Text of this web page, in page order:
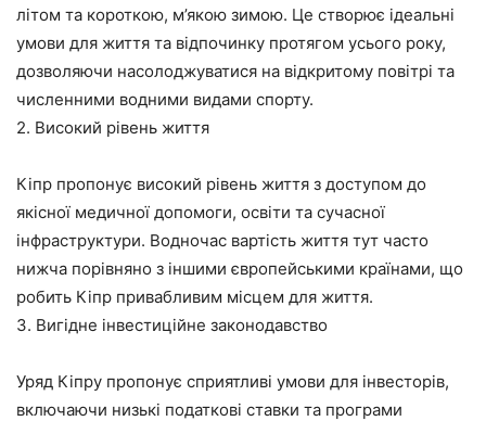
літом та короткою, м’якою зимою. Це створює ідеальні
умови для життя та відпочинку протягом усього року,
дозволяючи насолоджуватися на відкритому повітрі та
численними водними видами спорту.
2. Високий рівень життя
Кіпр пропонує високий рівень життя з доступом до
якісної медичної допомоги, освіти та сучасної
інфраструктури. Водночас вартість життя тут часто
нижча порівняно з іншими європейськими країнами, що
робить Кіпр привабливим місцем для життя.
3. Вигідне інвестиційне законодавство
Уряд Кіпру пропонує сприятливі умови для інвесторів,
включаючи низькі податкові ставки та програми